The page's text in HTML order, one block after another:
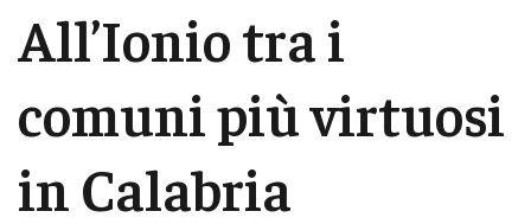
All’Ionio tra i
comuni più virtuosi
in Calabria